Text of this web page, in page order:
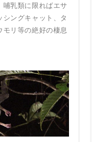
哺乳類に限ればエサ
ングキャット、タ
モリ等の絶好の棲息